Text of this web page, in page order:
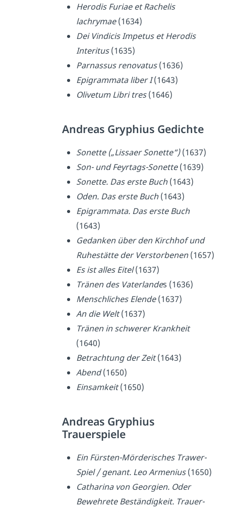
Herodis Furiae et Rachelis
lachrymae(1634)
Dei Vindicis Impetus et Herodis
Interitus(1635)
Parnassus renovatus(1636)
Epigrammata liber I(1643)
Olivetum Libri tres(1646)
Andreas Gryphius Gedichte
Sonette („Lissaer Sonette“)(1637)
Son- und Feyrtags-Sonette(1639)
Sonette. Das erste Buch(1643)
Oden. Das erste Buch(1643)
Epigrammata. Das erste Buch
(1643)
Gedanken über den Kirchhof und
Ruhestätte der Verstorbenen (1657)
Es ist alles Eitel(1637)
Tränen des Vaterlandes (1636)
Menschliches Elende(1637)
An die Welt(1637)
Tränen in schwerer Krankheit
(1640)
Betrachtung der Zeit(1643)
Abend(1650)
Einsamkeit(1650)
Andreas Gryphius
Trauerspiele
Ein Fürsten-Mörderisches Trawer-
Spiel / genant. Leo Armenius(1650)
Catharina von Georgien. Oder
Bewehrete Beständigkeit. Trauer-